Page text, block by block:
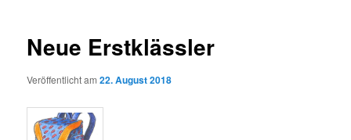
Neue Erstklässler
Veröffentlicht am22. August 2018